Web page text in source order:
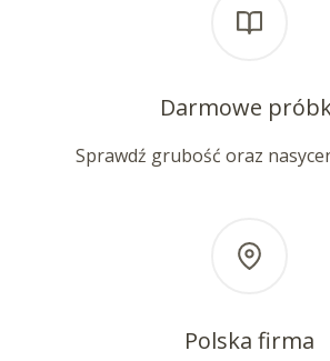
Darmowe
Sprawdź grubość oraz
Polska firma